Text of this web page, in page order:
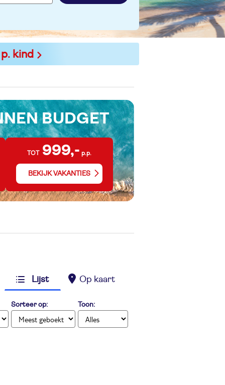
kind
BUDGET
TOT 999,- p.p.
BEKIJK VAKANTIES
Lijst Op kaart
Sorteer op: Toon: